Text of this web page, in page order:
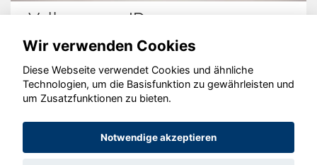
Volkswagen ID.4
© konjunkturmotor.de GmbH 2020 - 2026
Wir verwenden Cookies
Diese Webseite verwendet Cookies und ähnliche
Technologien, um die Basisfunktion zu gewährleisten und
um Zusatzfunktionen zu bieten.
Notwendige akzeptieren